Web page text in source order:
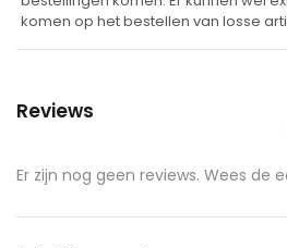
komen op het bestellen van losse
Reviews
Er zijn nog geen reviews. Wees de